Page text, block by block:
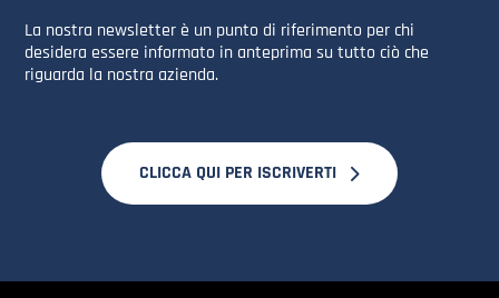
La nostra newsletter è un punto di riferimento per chi
desidera essere informato in anteprima su tutto ciò che
riguarda la nostra azienda.
CLICCA QUI PER ISCRIVERTI